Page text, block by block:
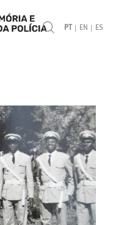
PT | EN | ES